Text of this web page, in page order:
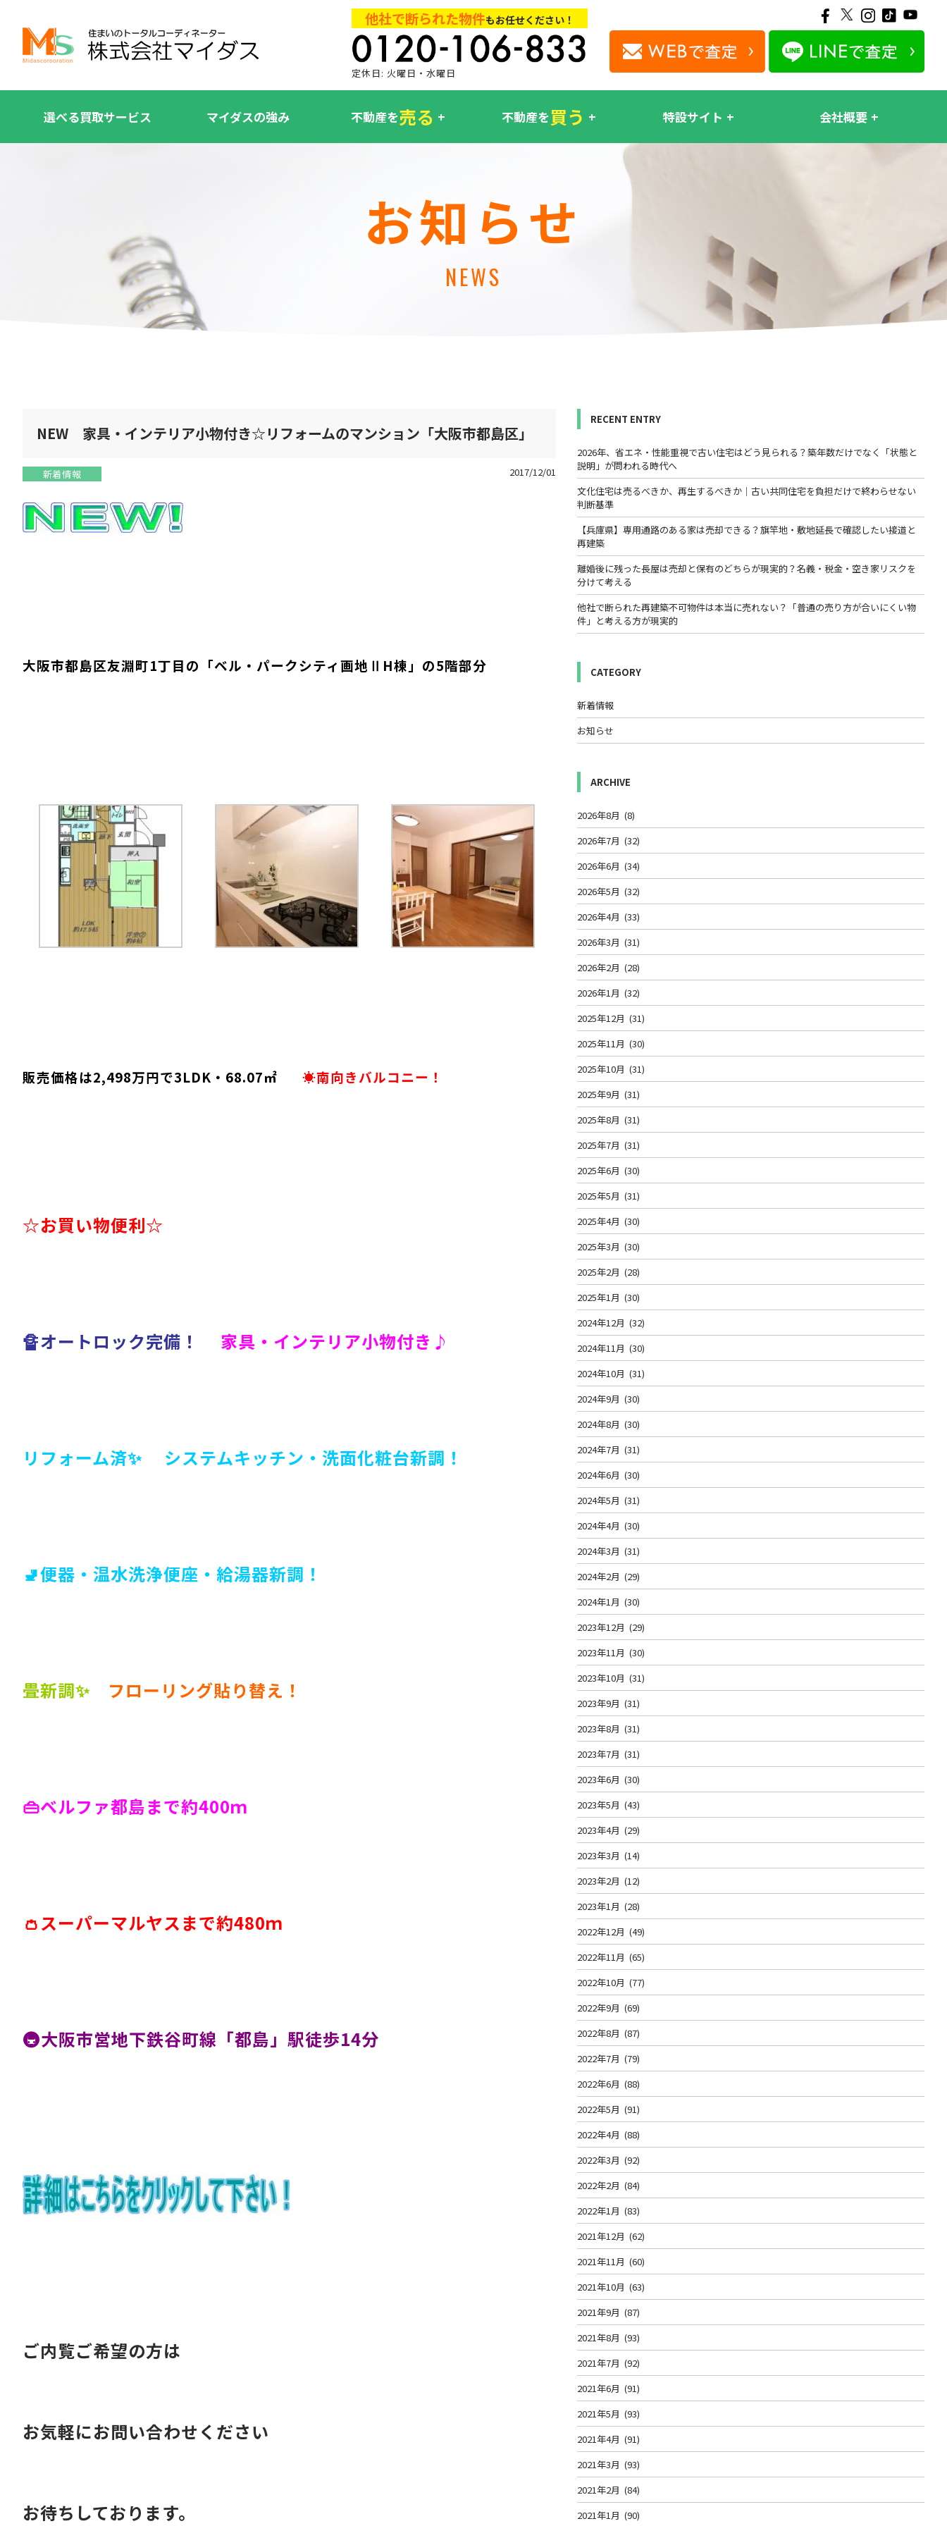
他社で断られた物件もお任せください！
定休日: 火曜日・水曜日
選べる買取サービス マイダスの強み 不動産を売る 不動産を買う 特設サイト 会社概要
お知らせ
NEWS
NEW 家具・インテリア小物付き☆リフォームのマンション「大阪市都島区」
新着情報 2017/12/01
大阪市都島区友淵町1丁目の「ベル・パークシティ画地ⅡH棟」の5階部分
販売価格は2,498万円で3LDK・68.07㎡ ☀南向きバルコニー！
☆お買い物便利☆
🔏オートロック完備！ 家具・インテリア小物付き♪
リフォーム済✨ システムキッチン・洗面化粧台新調！
🚽便器・温水洗浄便座・給湯器新調！
畳新調✨ フローリング貼り替え！
👜ベルファ都島まで約400ｍ
👛スーパーマルヤスまで約480ｍ
🚇大阪市営地下鉄谷町線「都島」駅徒歩14分
ご内覧ご希望の方は
お気軽にお問い合わせください
お待ちしております。
RECENT ENTRY
2026年、省エネ・性能重視で古い住宅はどう見られる？築年数だけでなく「状態と
説明」が問われる時代へ
文化住宅は売るべきか、再生するべきか｜古い共同住宅を負担だけで終わらせない
判断基準
【兵庫県】専用通路のある家は売却できる？旗竿地・敷地延長で確認したい接道と
再建築
離婚後に残った長屋は売却と保有のどちらが現実的？名義・税金・空き家リスクを
分けて考える
他社で断られた再建築不可物件は本当に売れない？「普通の売り方が合いにくい物
件」と考える方が現実的
CATEGORY
新着情報
お知らせ
ARCHIVE
2026年8月 (8)
2026年7月 (32)
2026年6月 (34)
2026年5月 (32)
2026年4月 (33)
2026年3月 (31)
2026年2月 (28)
2026年1月 (32)
2025年12月 (31)
2025年11月 (30)
2025年10月 (31)
2025年9月 (31)
2025年8月 (31)
2025年7月 (31)
2025年6月 (30)
2025年5月 (31)
2025年4月 (30)
2025年3月 (30)
2025年2月 (28)
2025年1月 (30)
2024年12月 (32)
2024年11月 (30)
2024年10月 (31)
2024年9月 (30)
2024年8月 (30)
2024年7月 (31)
2024年6月 (30)
2024年5月 (31)
2024年4月 (30)
2024年3月 (31)
2024年2月 (29)
2024年1月 (30)
2023年12月 (29)
2023年11月 (30)
2023年10月 (31)
2023年9月 (31)
2023年8月 (31)
2023年7月 (31)
2023年6月 (30)
2023年5月 (43)
2023年4月 (29)
2023年3月 (14)
2023年2月 (12)
2023年1月 (28)
2022年12月 (49)
2022年11月 (65)
2022年10月 (77)
2022年9月 (69)
2022年8月 (87)
2022年7月 (79)
2022年6月 (88)
2022年5月 (91)
2022年4月 (88)
2022年3月 (92)
2022年2月 (84)
2022年1月 (83)
2021年12月 (62)
2021年11月 (60)
2021年10月 (63)
2021年9月 (87)
2021年8月 (93)
2021年7月 (92)
2021年6月 (91)
2021年5月 (93)
2021年4月 (91)
2021年3月 (93)
2021年2月 (84)
2021年1月 (90)